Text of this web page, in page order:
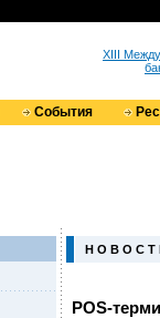
XIII
События
Н О В О С Т
POS-